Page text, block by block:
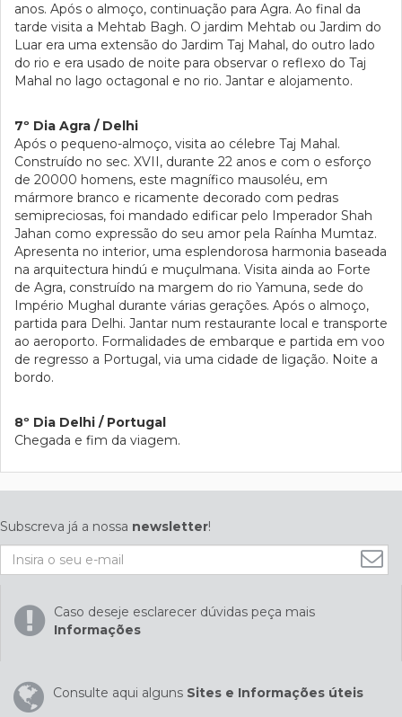
anos. Após o almoço, continuação para Agra. Ao final da
tarde visita a Mehtab Bagh. O jardim Mehtab ou Jardim do
Luar era uma extensão do Jardim Taj Mahal, do outro lado
do rio e era usado de noite para observar o reflexo do Taj
Mahal no lago octagonal e no rio. Jantar e alojamento.
7º Dia Agra / Delhi
Após o pequeno-almoço, visita ao célebre Taj Mahal.
Construído no sec. XVII, durante 22 anos e com o esforço
de 20000 homens, este magnífico mausoléu, em
mármore branco e ricamente decorado com pedras
semipreciosas, foi mandado edificar pelo Imperador Shah
Jahan como expressão do seu amor pela Raínha Mumtaz.
Apresenta no interior, uma esplendorosa harmonia baseada
na arquitectura hindú e muçulmana. Visita ainda ao Forte
de Agra, construído na margem do rio Yamuna, sede do
Império Mughal durante várias gerações. Após o almoço,
partida para Delhi. Jantar num restaurante local e transporte
ao aeroporto. Formalidades de embarque e partida em voo
de regresso a Portugal, via uma cidade de ligação. Noite a
bordo.
8º Dia Delhi / Portugal
Chegada e fim da viagem.
Subscreva já a nossa newsletter!
Caso deseje esclarecer dúvidas peça mais
Informações
Consulte aqui alguns Sites e Informações úteis